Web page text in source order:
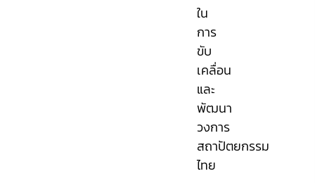
ใน
การ
ขับ
เคลื่อน
และ
พัฒนา
วงการ
สถาปัตยกรรม
ไทย